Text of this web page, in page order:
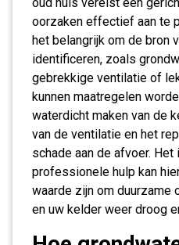
oorzaken effectief aan te
het belangrijk om de bron
identificeren, zoals
gebrekkige ventilatie of
kunnen maatregelen
waterdicht maken van de
van de ventilatie en het
schade aan de afvoer. Het
professionele hulp kan
waarde zijn om duurzame
en uw kelder weer droog